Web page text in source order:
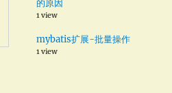
的原因
1 view
mybatis扩展-批量操作
1 view